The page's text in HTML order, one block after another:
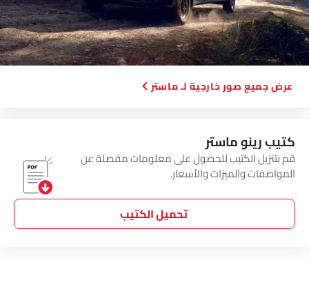
صور خارجية لـ ماستر
كتيب رينو ماستر
قم بتنزيل الكتيب للحصول على معلومات مفصلة عن
المواصفات والميزات والأسعار.
تحميل الكتيب